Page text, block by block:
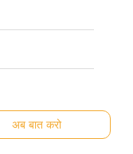
अब बात करो